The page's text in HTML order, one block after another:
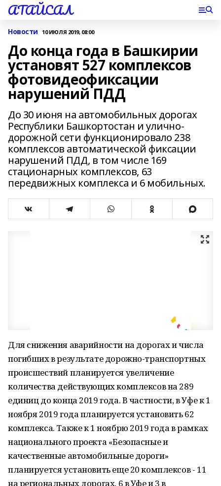
АТАЙСАЛ
Новости 10 ИЮЛЯ 2019, 08:00
До конца года в Башкирии
установят 527 комплексов
фотовидеофиксации
нарушений ПДД
До 30 июня на автомобильных дорогах
Республики Башкортостан и улично-
дорожной сети функционировало 238
комплексов автоматической фиксации
нарушений ПДД, в том числе 169
стационарных комплексов, 63
передвижных комплекса и 6 мобильных.
Для снижения аварийности на дорогах и числа
погибших в результате дорожно-транспортных
происшествий планируется увеличение
количества действующих комплексов на 289
единиц до конца 2019 года. В частности, в Уфе к 1
ноября 2019 года планируется установить 62
комплекса. Также к 1 ноябрю 2019 года в рамках
национального проекта «Безопасные и
качественные автомобильные дороги»
планируется установить еще 20 комплексов - 11
на региональных дорогах, 6 в Уфе и 3 в